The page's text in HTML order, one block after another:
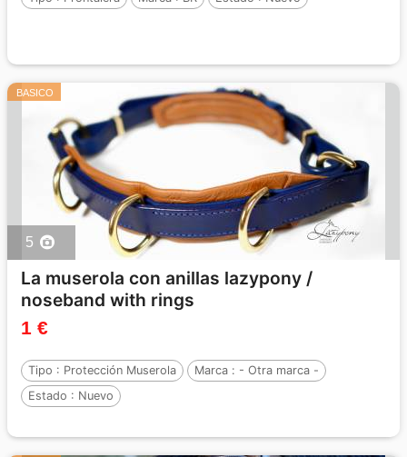
BASICO
5
La muserola con anillas lazypony /
noseband with rings
1 €
Tipo : Protección Muserola Marca : - Otra marca -
Estado : Nuevo